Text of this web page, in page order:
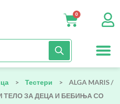
0
> Тестери >
ALGA MARIS /
ТЕЛО ЗА ДЕЦА И БЕБИЊА СО